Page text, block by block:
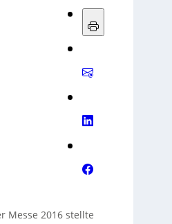
Messe 2016 stellte